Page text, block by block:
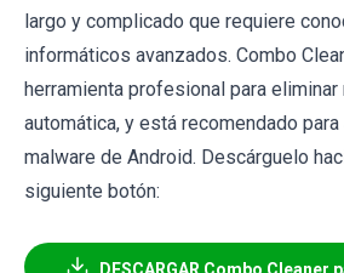
largo y complicado que requiere
informáticos avanzados. Combo
herramienta profesional para
automática, y está recomendado
malware de Android. Descárguelo
siguiente botón:
DESCARGAR Combo Cleaner